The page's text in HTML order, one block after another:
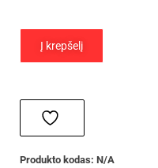
Į krepšelį
Produkto kodas: N/A